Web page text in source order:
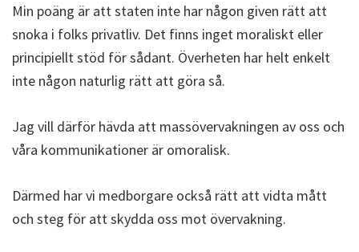
Min poäng är att staten inte har någon given rätt att
snoka i folks privatliv. Det finns inget moraliskt eller
principiellt stöd för sådant. Överheten har helt enkelt
inte någon naturlig rätt att göra så.
Jag vill därför hävda att massövervakningen av oss och
våra kommunikationer är omoralisk.
Därmed har vi medborgare också rätt att vidta mått
och steg för att skydda oss mot övervakning.